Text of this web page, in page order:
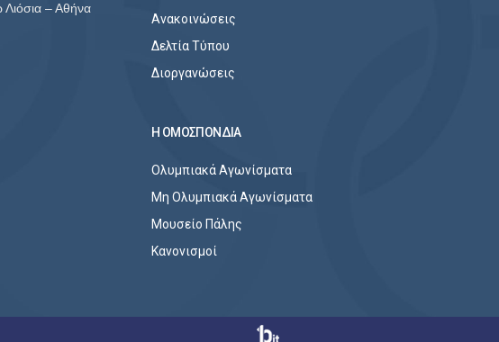
– Αθήνα
Ανακοινώσεις
Δελτία Τύπου
Διοργανώσεις
Η ΟΜΟΣΠΟΝΔΙΑ
Ολυμπιακά Αγωνίσματα
Μη Ολυμπιακά Αγωνίσματα
Μουσείο Πάλης
Κανονισμοί